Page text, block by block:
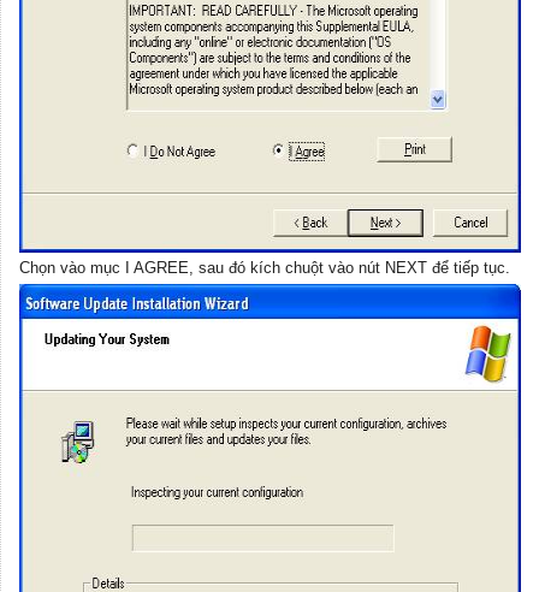
Chọn vào mục I AGREE, sau đó kích chuột vào nút NEXT để tiếp tục.